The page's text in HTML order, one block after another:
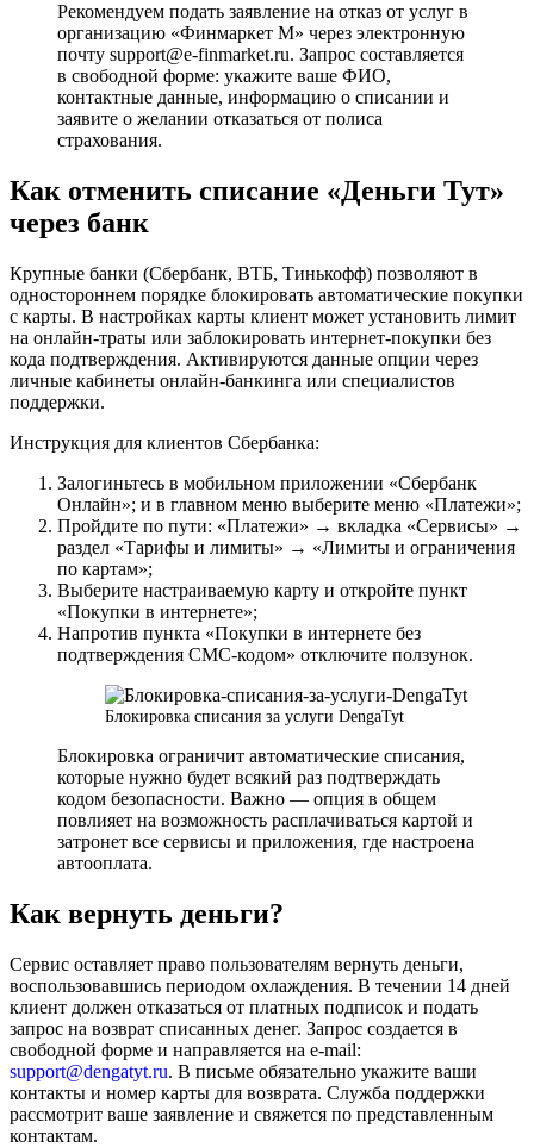
Рекомендуем подать заявление на отказ от услуг в
организацию «Финмаркет М» через электронную
почту support@e-finmarket.ru. Запрос составляется
в свободной форме: укажите ваше ФИО,
контактные данные, информацию о списании и
заявите о желании отказаться от полиса
страхования.
Как отменить списание «Деньги Тут»
через банк
Крупные банки (Сбербанк, ВТБ, Тинькофф) позволяют в
одностороннем порядке блокировать автоматические покупки
с карты. В настройках карты клиент может установить лимит
на онлайн-траты или заблокировать интернет-покупки без
кода подтверждения. Активируются данные опции через
личные кабинеты онлайн-банкинга или специалистов
поддержки.
Инструкция для клиентов Сбербанка:
Залогиньтесь в мобильном приложении «Сбербанк
Онлайн»; и в главном меню выберите меню «Платежи»;
Пройдите по пути: «Платежи» → вкладка «Сервисы» →
раздел «Тарифы и лимиты» → «Лимиты и ограничения
по картам»;
Выберите настраиваемую карту и откройте пункт
«Покупки в интернете»;
Напротив пункта «Покупки в интернете без
подтверждения СМС-кодом» отключите ползунок.
Блокировка списания за услуги DengaTyt
Блокировка ограничит автоматические списания,
которые нужно будет всякий раз подтверждать
кодом безопасности. Важно — опция в общем
повлияет на возможность расплачиваться картой и
затронет все сервисы и приложения, где настроена
автооплата.
Как вернуть деньги?
Сервис оставляет право пользователям вернуть деньги,
воспользовавшись периодом охлаждения. В течении 14 дней
клиент должен отказаться от платных подписок и подать
запрос на возврат списанных денег. Запрос создается в
свободной форме и направляется на e-mail:
support@dengatyt.ru. В письме обязательно укажите ваши
контакты и номер карты для возврата. Служба поддержки
рассмотрит ваше заявление и свяжется по представленным
контактам.